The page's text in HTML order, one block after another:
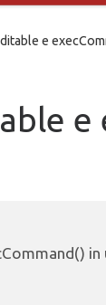
e
e
in